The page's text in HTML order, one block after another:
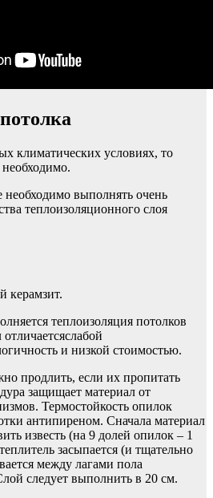
климатических условиях, то
необходимо выполнять очень
теплоизоляционного слоя
керамзит.
теплоизоляция потолков
и низкой стоимостью.
продлить, если их пропитать
защищает материал от
Термостойкость опилок
антипиреном. Сначала материал
известь (на 9 долей опилок – 1
засыпается (и тщательно
между лагами пола
следует выполнить в 20 см.